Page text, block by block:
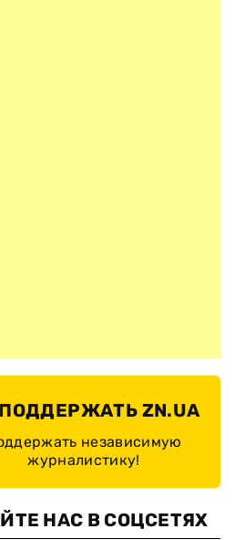
ПОДДЕРЖАТЬ ZN.UA
независимую
журналистику!
НАС В СОЦСЕТЯХ